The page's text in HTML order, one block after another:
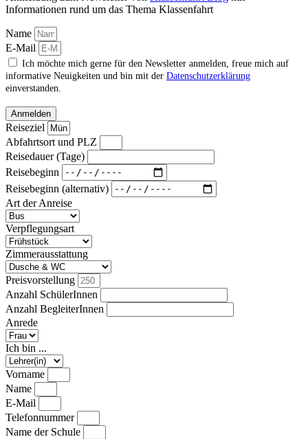
Informationen rund um das Thema Klassenfahrt
Name
E-Mail
Ich möchte mich gerne für den Newsletter anmelden, freue mich auf
informative Neuigkeiten und bin mit der Datenschutzerklärung
einverstanden.
Anmelden
Reiseziel
Abfahrtsort und PLZ
Reisedauer (Tage)
Reisebeginn
Reisebeginn (alternativ)
Art der Anreise
Verpflegungsart
Zimmerausstattung
Preisvorstellung
Anzahl SchülerInnen
Anzahl BegleiterInnen
Anrede
Ich bin ...
Vorname
Name
E-Mail
Telefonnummer
Name der Schule